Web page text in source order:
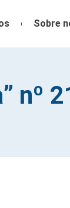
Sobre
nº